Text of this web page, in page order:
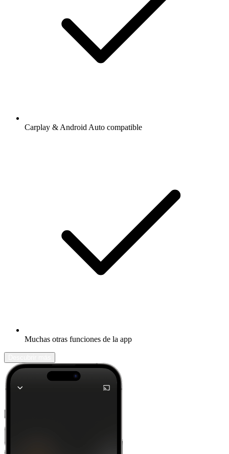
Carplay & Android Auto compatible
Muchas otras funciones de la app